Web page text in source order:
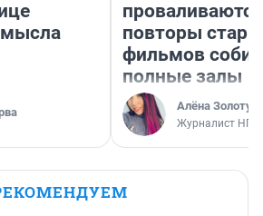
повторы
фильмов
полные залы
Алёна
Журналист НГС